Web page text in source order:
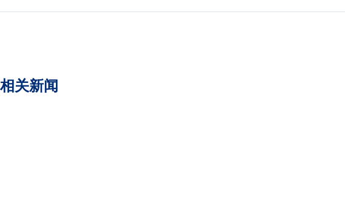
相关新闻